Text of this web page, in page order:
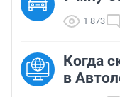
1 873
Когда
в